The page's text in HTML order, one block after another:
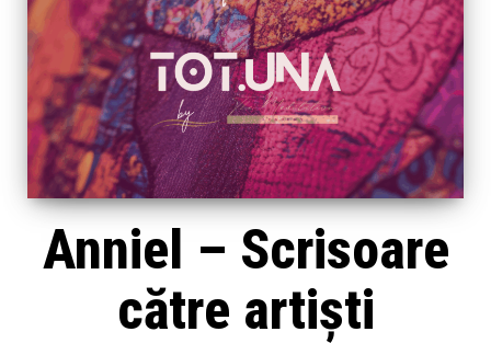
Anniel – Scrisoare
către artiști